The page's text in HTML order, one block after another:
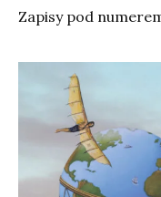
Zapisy pod